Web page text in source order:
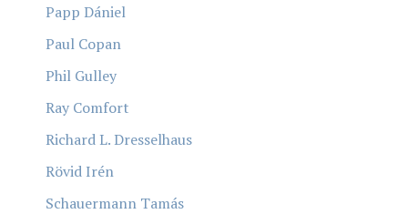
Papp Dániel
Paul Copan
Phil Gulley
Ray Comfort
Richard L. Dresselhaus
Rövid Irén
Schauermann Tamás